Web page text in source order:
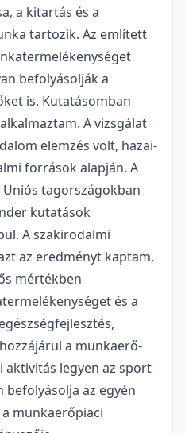
a kitartás és a
tartozik. Az említett
befolyásolják a
is. Kutatásomban
A vizsgálat
elemzés volt, hazai-
források alapján. A
tagországokban
kutatások
A szakirodalmi
az eredményt kaptam,
mértékben
és a
a munkaerő-
aktivitás legyen az sport
befolyásolja az egyén
munkaerőpiaci